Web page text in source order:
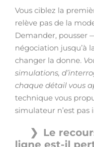
Vous ciblez la
relève pas de la
Demander, pousser
négociation jusqu’à
changer la donne.
simulations,
chaque détail vous
technique vous
simulateur n’est pas
Le
ligne est-il